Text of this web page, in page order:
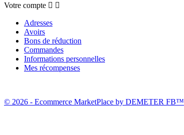
Votre compte  
Adresses
Avoirs
Bons de réduction
Commandes
Informations personnelles
Mes récompenses
© 2026 - Ecommerce MarketPlace by DEMETER FB™